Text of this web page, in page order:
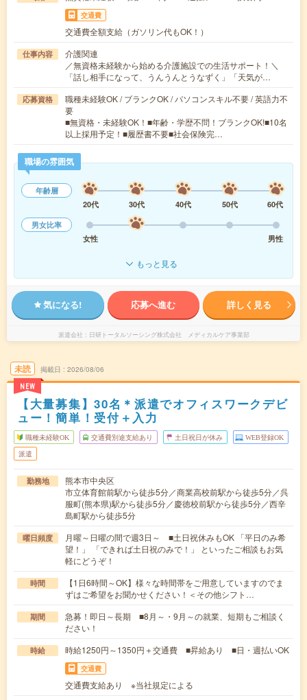
交通費
交通費全額支給（ガソリン代もOK！）
仕事内容
介護関連
／無資格未経験から始める介護施設での生活サポート！＼
「話し相手になって、うんうんとうなずく」「天気が…
応募資格
職種未経験OK / ブランクOK / パソコンスキル不要 / 英語力不
要
■無資格・未経験OK！■年齢・学歴不問！ブランクOK!■10名
以上採用予定！■履歴書不要■社会保険完…
職場の雰囲気
年齢層
20代
30代 40代 50代
60代
男女比率
女性
男性
もっと見る
気になる! 応募へ進む 詳しく見る
派遣会社 日研トータルソーシング株式会社 メディカルケア事業部
未読
NEW
掲載日 2026/08/06
【大量募集】30名＊派遣でオフィスワークデビ
ュー！簡単！受付＋入力
職種未経験OK 交通費別途支給あり 土日祝日が休み WEB登録OK
派遣
勤務地
熊本市中央区
市立体育館前駅から徒歩5分／商業高校前駅から徒歩5分／呉
服町(熊本県)駅から徒歩5分／慶徳校前駅から徒歩5分／西辛
島町駅から徒歩5分
曜日頻度
月曜～日曜の間で週3日～ ■土日祝休みもOK 「平日のみ希
望！」 「できれば土日祝のみで！」 といったご相談もお気
軽にどうぞ！
時間
【1日6時間～OK】様々な時間帯をご用意していますのでま
ずはご希望をお聞かせください！＜その他シフト…
期間
急募！即日～長期 ■8月～・9月～の就業、短期もご相談く
ださい！
時給 時給1250円～1350円＋交通費 ■昇給あり ■日・週払いOK
交通費
交通費支給あり ※当社規定による